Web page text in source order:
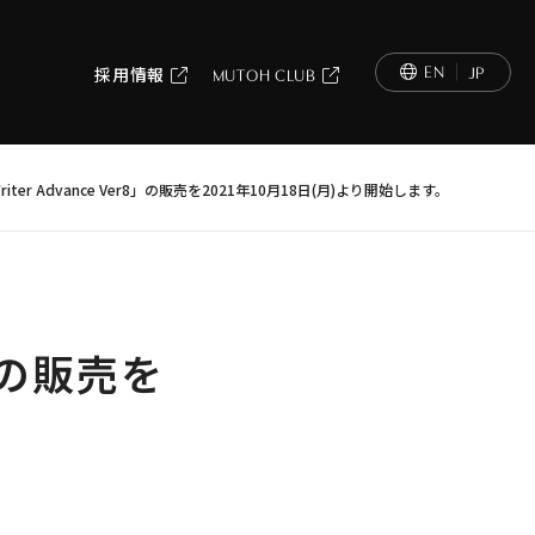
採用情報 MUTOH CLUB EN JP
Advance Ver8」の販売を2021年10月18日(月)より開始します。
販売を